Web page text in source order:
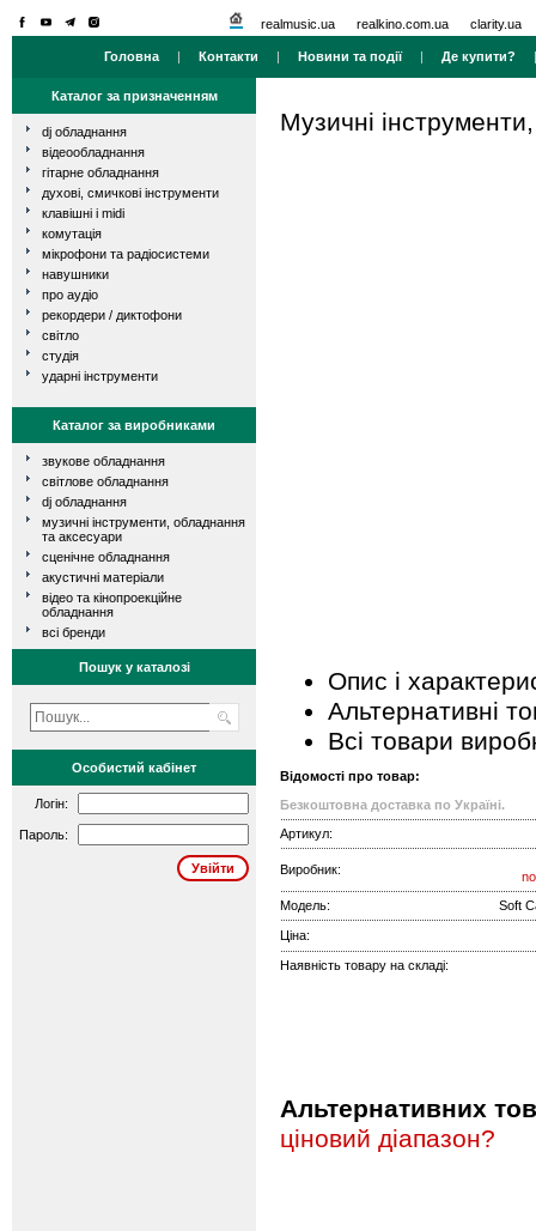
realmusic.ua realkino.com.ua clarity.ua
Головна | Контакти | Новини та події| Де купити?
Каталог за призначенням
dj обладнання
відеообладнання
гітарне обладнання
духові, смичкові інструменти
клавішні і midi
комутація
мікрофони та радіосистеми
навушники
про аудіо
рекордери / диктофони
світло
студія
ударні інструменти
Каталог за виробниками
звукове обладнання
світлове обладнання
dj обладнання
музичні інструменти, обладнання
та аксесуари
сценічне обладнання
акустичні матеріали
відео та кінопроекційне
обладнання
всі бренди
Пошук у каталозі
Особистий кабінет
Логін:
Пароль:
Музичні
Опис і
Альтернативні
Всі товари
Відомості про товар:
Безкоштовна доставка по Україні.
Артикул:
Виробник:
Модель:
Soft
Ціна:
Наявність товару на складі:
Альтернативних
ціновий діапазон?